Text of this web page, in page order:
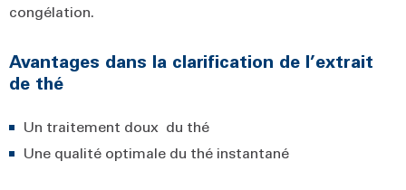
congélation.
Avantages dans la clarification de l’extrait
de thé
Un traitement doux du thé
Une qualité optimale du thé instantané